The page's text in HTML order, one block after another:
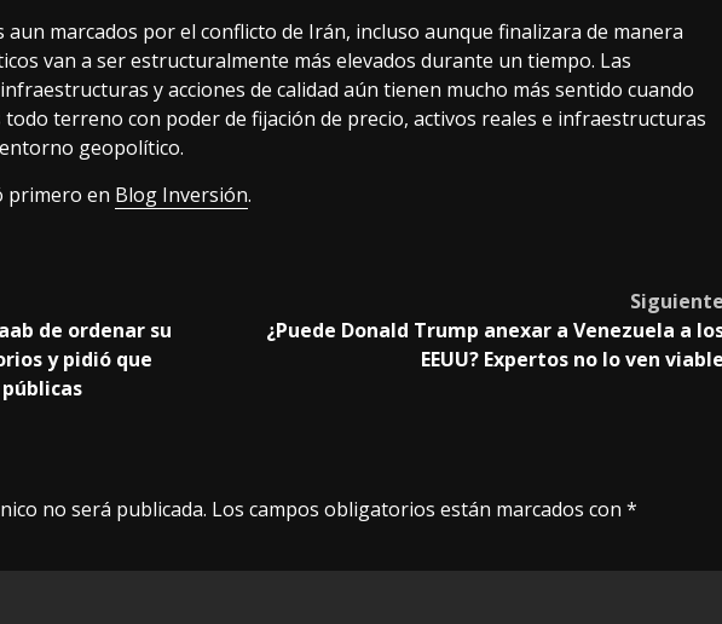
marcados por el conflicto de Irán, incluso aunque finalizara de manera
van a ser estructuralmente más elevados durante un tiempo. Las
y acciones de calidad aún tienen mucho más sentido cuando
terreno con poder de fijación de precio, activos reales e infraestructuras
geopolítico.
primero en Blog Inversión.
de ordenar su
y pidió que
Siguiente
¿Puede Donald Trump anexar a Venezuela a
EEUU? Expertos no lo ven viable
no será publicada. Los campos obligatorios están marcados con *